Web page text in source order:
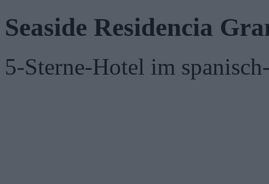
Seaside Residencia
5-Sterne-Hotel im